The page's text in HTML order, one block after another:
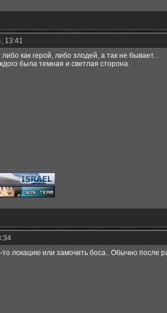
13:41
как герой, либо злодей, а так не бывает...
была темная и светлая сторона.
локацию или замочить боса.. Обычно после